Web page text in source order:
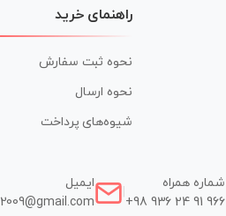
راهنمای خرید
نحوه ثبت سفارش
نحوه ارسال
شیوه‌های پرداخت
شماره همراه
+98 936 24 91 966
ایمیل